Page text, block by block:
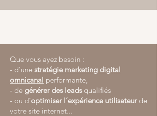
Que vous ayez besoin :
- d’une stratégie marketing digital
omnicanal performante,
- de générer des leadsqualifiés
- ou d’optimiser l’expérience utilisateurde
votre site internet...